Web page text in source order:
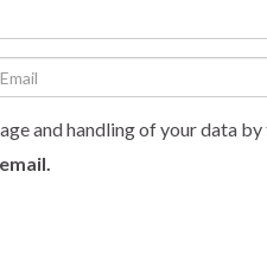
and handling of your data